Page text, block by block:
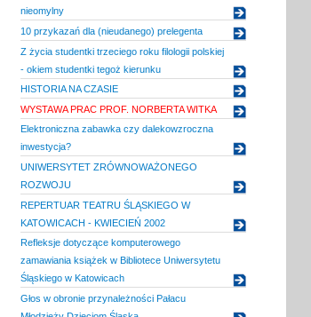
nieomylny
10 przykazań dla (nieudanego) prelegenta
Z życia studentki trzeciego roku filologii polskiej
- okiem studentki tegoż kierunku
HISTORIA NA CZASIE
WYSTAWA PRAC PROF. NORBERTA WITKA
Elektroniczna zabawka czy dalekowzroczna
inwestycja?
UNIWERSYTET ZRÓWNOWAŻONEGO
ROZWOJU
REPERTUAR TEATRU ŚLĄSKIEGO W
KATOWICACH - KWIECIEŃ 2002
Refleksje dotyczące komputerowego
zamawiania książek w Bibliotece Uniwersytetu
Śląskiego w Katowicach
Głos w obronie przynależności Pałacu